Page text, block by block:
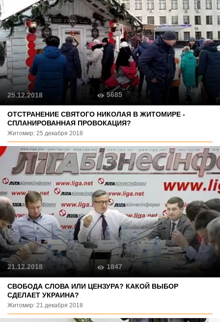
ОТСТРАНЕНИЕ СВЯТОГО НИКОЛАЯ В ЖИТОМИРЕ -
СПЛАНИРОВАННАЯ ПРОВОКАЦИЯ?
Житомир: 25 декабря 2018
25.12.2018 5685
СВОБОДА СЛОВА ИЛИ ЦЕНЗУРА? КАКОЙ ВЫБОР
СДЕЛАЕТ УКРАИНА?
Житомир: 21 декабря 2018
21.12.2018 1847